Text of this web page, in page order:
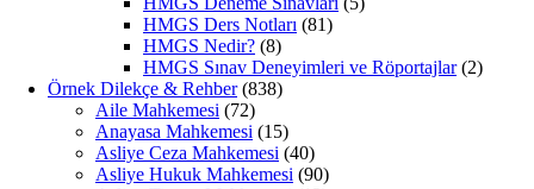
HMGS Ders Notları (81)
HMGS Nedir? (8)
HMGS Sınav Deneyimleri ve Röportajlar(2)
Örnek Dilekçe & Rehber(838)
Aile Mahkemesi (72)
Anayasa Mahkemesi (15)
Asliye Ceza Mahkemesi (40)
Asliye Hukuk Mahkemesi (90)